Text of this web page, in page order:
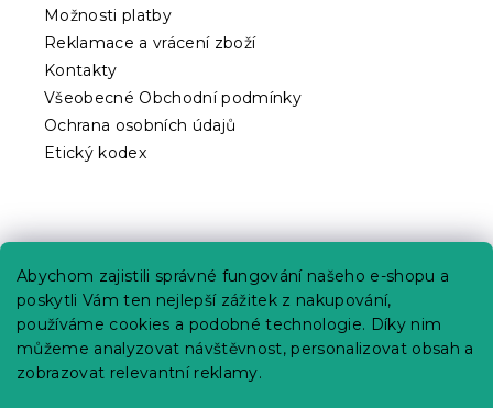
Abychom zajistili správné fungování našeho e-shopu a
poskytli Vám ten nejlepší zážitek z nakupování,
používáme cookies a podobné technologie. Díky nim
můžeme analyzovat návštěvnost, personalizovat obsah a
zobrazovat relevantní reklamy.
Možnosti platby
Reklamace a vrácení zboží
Kontakty
Všeobecné Obchodní podmínky
Ochrana osobních údajů
Etický kodex
Kariéra
Poptávky a B2B spolupráce
Proč se u nás registrovat?